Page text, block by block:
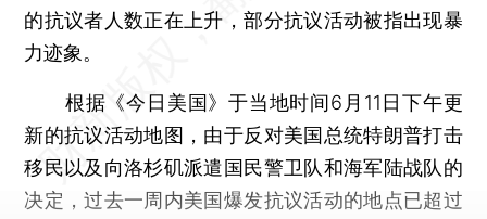
的抗议者人数正在上升，部分抗议活动被指出现暴
力迹象。
根据《今日美国》于当地时间6月11日下午更
新的抗议活动地图，由于反对美国总统特朗普打击
移民以及向洛杉矶派遣国民警卫队和海军陆战队的
决定，过去一周内美国爆发抗议活动的地点已超过